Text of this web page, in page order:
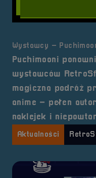
Wystawcy –
Puchimooni
wystawców
magiczna podróż
anime – pełen
naklejek i
Aktualności